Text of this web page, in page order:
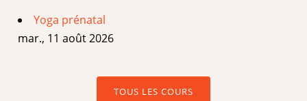
Yoga prénatal
mar., 11 août 2026
TOUS LES COURS